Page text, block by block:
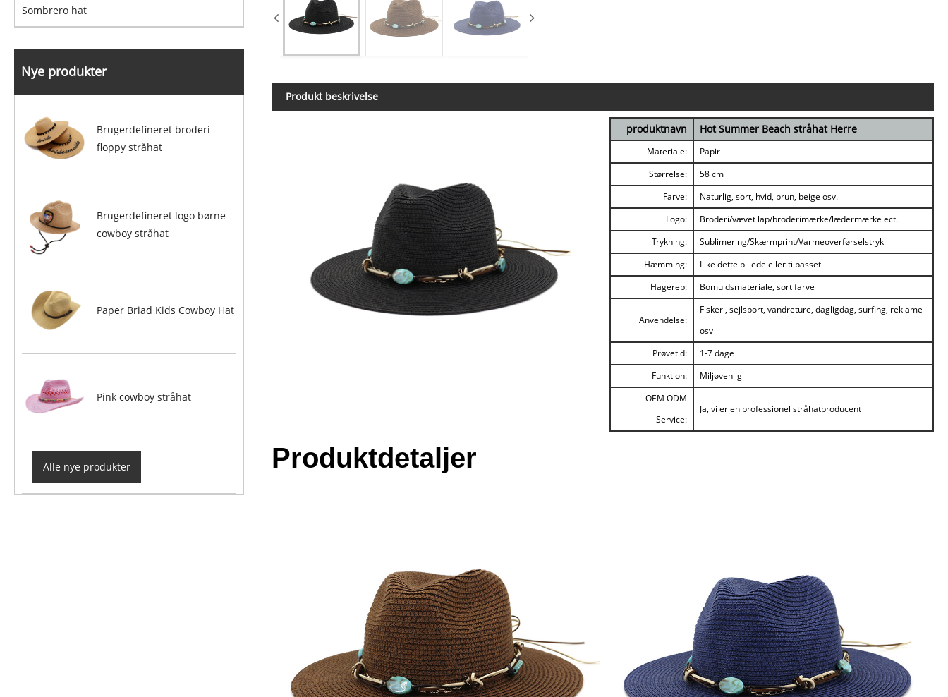
Sombrero hat
Nye produkter
Brugerdefineret broderi
floppy stråhat
Brugerdefineret logo børne
cowboy stråhat
Paper Briad Kids Cowboy Hat
Pink cowboy stråhat
Alle nye produkter
Produkt beskrivelse
produktnavn Hot Summer Beach stråhat Herre
Materiale:
Papir
Størrelse:
58 cm
Farve:
Naturlig, sort, hvid, brun, beige osv.
Logo:
Broderi/vævet lap/broderimærke/lædermærke ect.
Trykning:
Sublimering/Skærmprint/Varmeoverførselstryk
Hæmming:
Like dette billede eller tilpasset
Hagereb:
Bomuldsmateriale, sort farve
Anvendelse:
Fiskeri, sejlsport, vandreture, dagligdag, surfing, reklame
osv
Prøvetid:
1-7 dage
Funktion:
Miljøvenlig
OEM ODM
Service:
Ja, vi er en professionel stråhatproducent
Produktdetaljer